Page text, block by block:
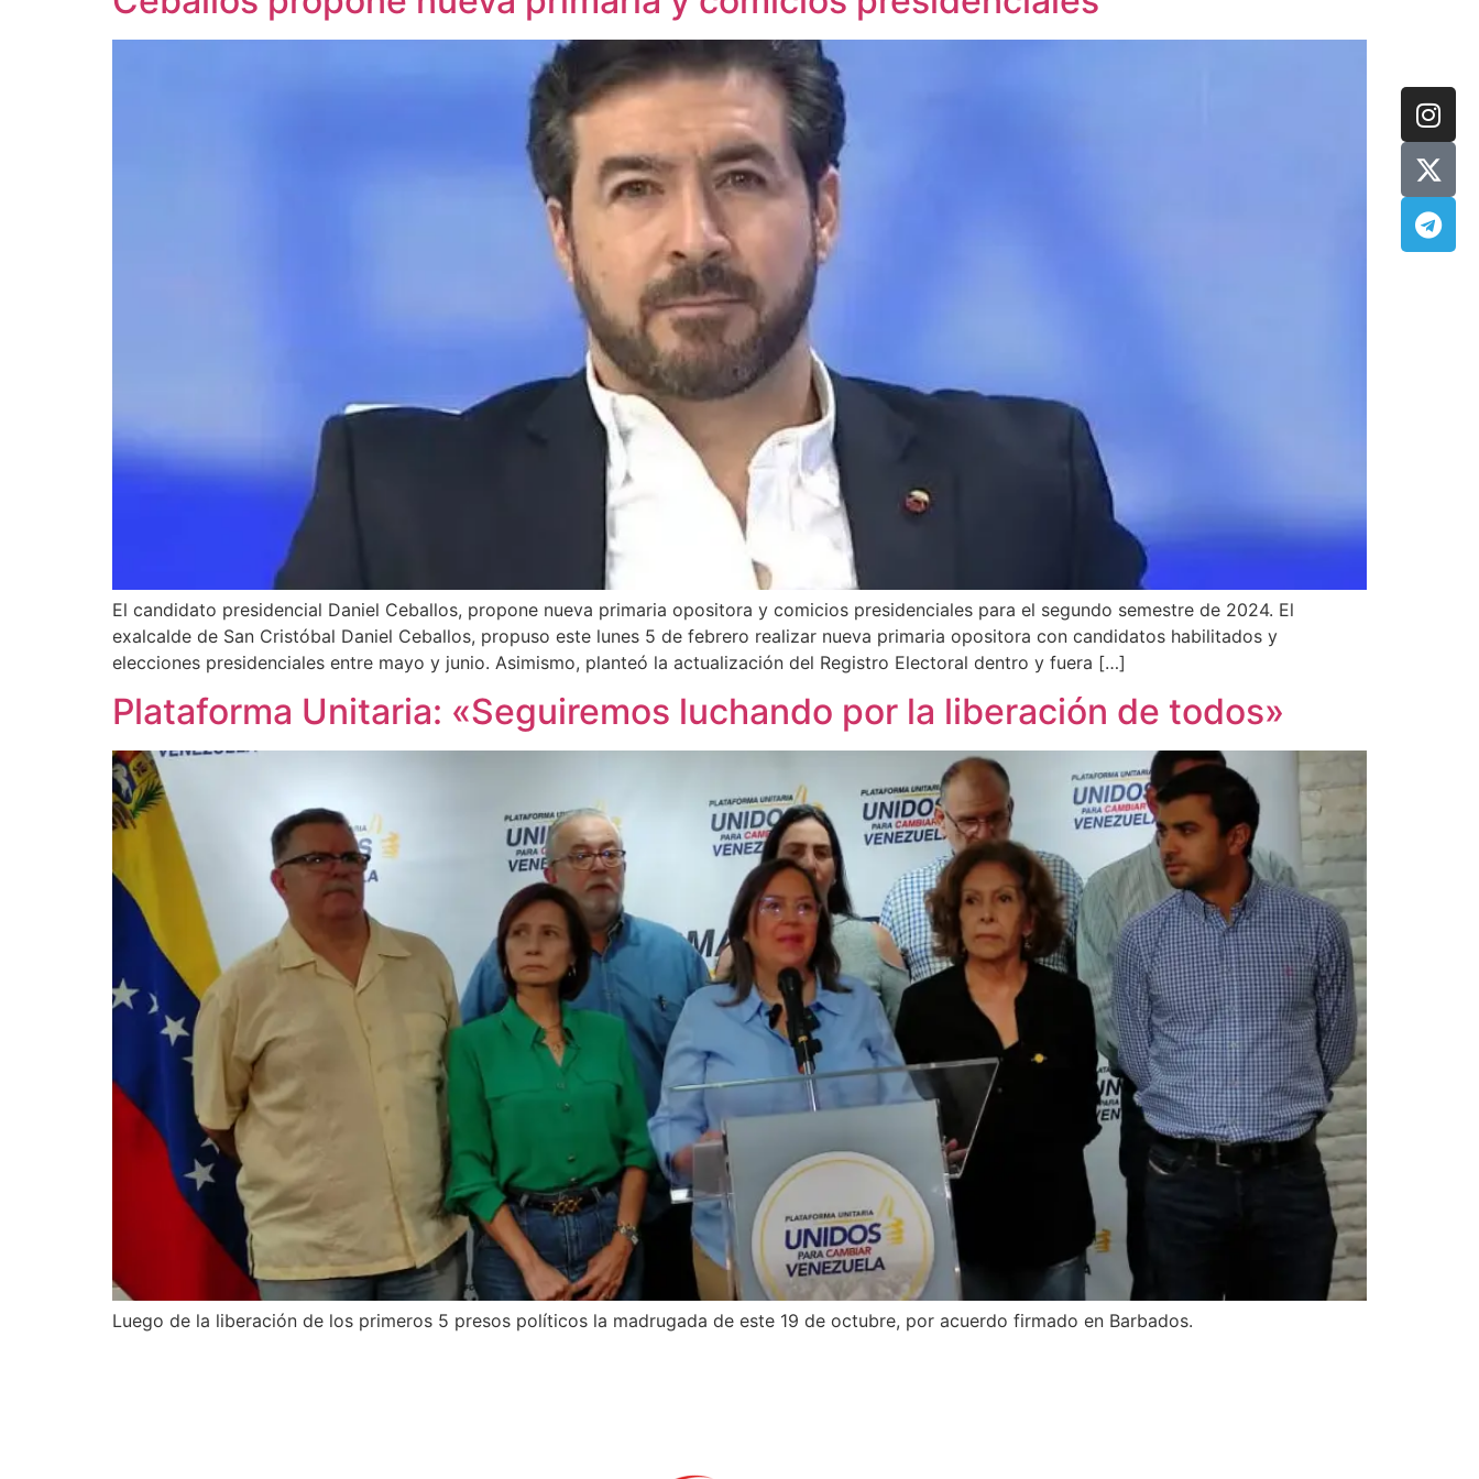
El candidato presidencial Daniel Ceballos, propone nueva primaria opositora y comicios presidenciales para el segundo semestre de 2024. El
exalcalde de San Cristóbal Daniel Ceballos, propuso este lunes 5 de febrero realizar nueva primaria opositora con candidatos habilitados y
elecciones presidenciales entre mayo y junio. Asimismo, planteó la actualización del Registro Electoral dentro y fuera […]
Plataforma Unitaria: «Seguiremos luchando por la liberación de todos»
Luego de la liberación de los primeros 5 presos políticos la madrugada de este 19 de octubre, por acuerdo firmado en Barbados.